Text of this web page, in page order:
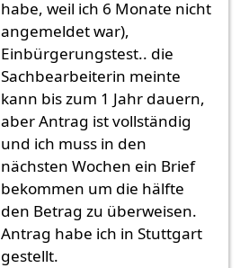
habe, weil ich 6 Monate nicht
angemeldet war),
Einbürgerungstest.. die
Sachbearbeiterin meinte
kann bis zum 1 Jahr dauern,
aber Antrag ist vollständig
und ich muss in den
nächsten Wochen ein Brief
bekommen um die hälfte
den Betrag zu überweisen.
Antrag habe ich in Stuttgart
gestellt.